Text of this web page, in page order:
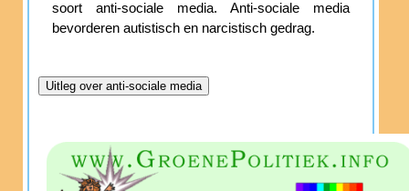
soort anti-sociale media. Anti-sociale media
bevorderen autistisch en narcistisch gedrag.